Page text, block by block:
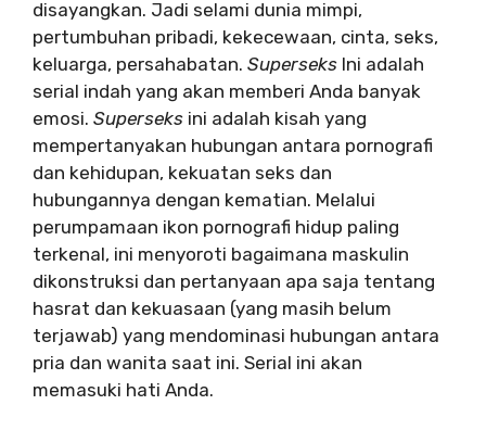
disayangkan. Jadi selami dunia mimpi,
pertumbuhan pribadi, kekecewaan, cinta, seks,
keluarga, persahabatan. Superseks Ini adalah
serial indah yang akan memberi Anda banyak
emosi. Superseks ini adalah kisah yang
mempertanyakan hubungan antara pornografi
dan kehidupan, kekuatan seks dan
hubungannya dengan kematian. Melalui
perumpamaan ikon pornografi hidup paling
terkenal, ini menyoroti bagaimana maskulin
dikonstruksi dan pertanyaan apa saja tentang
hasrat dan kekuasaan (yang masih belum
terjawab) yang mendominasi hubungan antara
pria dan wanita saat ini. Serial ini akan
memasuki hati Anda.